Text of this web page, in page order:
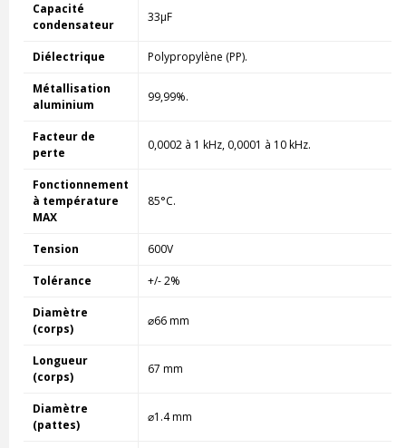
Capacité
condensateur
33µF
Diélectrique Polypropylène (PP).
Métallisation
aluminium
99,99%.
Facteur de
perte
0,0002 à 1 kHz, 0,0001 à 10 kHz.
Fonctionnement
à température
MAX
85°C.
Tension 600V
Tolérance +/- 2%
Diamètre
(corps)
⌀66 mm
Longueur
(corps)
67 mm
Diamètre
(pattes)
⌀1.4 mm